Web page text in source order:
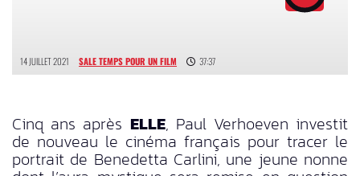
14 JUILLET 2021 SALE TEMPS POUR UN FILM 37:37
Cinq ans après ELLE, Paul Verhoeven investit
de nouveau le cinéma français pour tracer le
portrait de Benedetta Carlini, une jeune nonne